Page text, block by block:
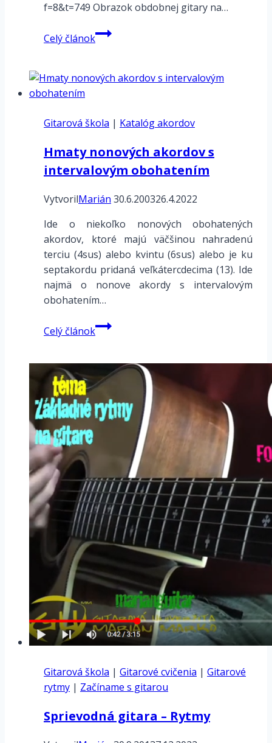
f=8&t=749 Obrazok obdobnej gitary na…
Celý článokHohner
Revelation
Gitarová škola | Katalóg akordov
Hmaty nonových akordov s
intervalovým obohatením
VytvorilMarián 30.6.200326.4.2022
Ide o niekoľko nonových obohatených
akordov, ktoré majú väčšinou nahradenú
terciu (4sus) alebo kvintu (6sus) alebo je ku
septakordu pridaná veľkátercdecima (13). Ide
najmä o nonove akordy s intervalovým
obohatením…
Celý článokHmaty
nonových
intervalovým
obohatením
Gitarová škola | Gitarové cvičenia | Gitarové
rytmy | Začíname s gitarou
Sprievodná gitara – Rytmy